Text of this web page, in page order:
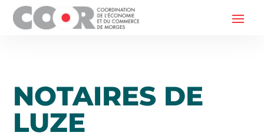
NOTAIRES DE
LUZE